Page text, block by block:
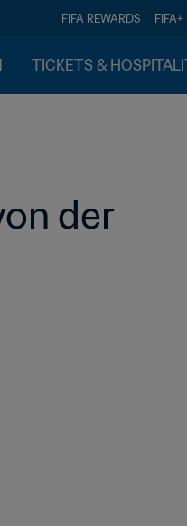
FIFA REWARDS FIFA+
TICKETS &
der